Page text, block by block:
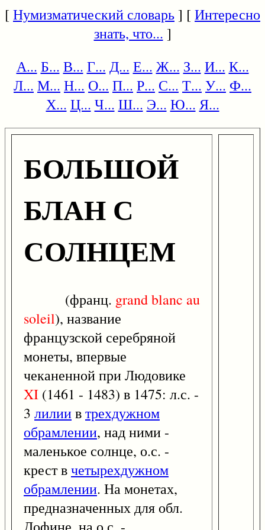
[Нумизматический словарь] [Интересно
знать, что... ]
А... Б... В... Г... Д... Е... Ж... З... И... К...
Л... М... Н... О... П... Р... С... Т... У... Ф...
Х... Ц... Ч... Ш... Э... Ю... Я...
БОЛЬШОЙ
БЛАН С
СОЛНЦЕМ
(франц. grandblanc au
soleil), название
французской серебряной
монеты, впервые
чеканенной при Людовике
XI (1461 - 1483) в 1475: л.с. -
3 лилиивтрехдужном
обрамлении, над ними -
маленькое солнце, о.с. -
крест вчетырехдужном
обрамлении. На монетах,
предназначенных для обл.